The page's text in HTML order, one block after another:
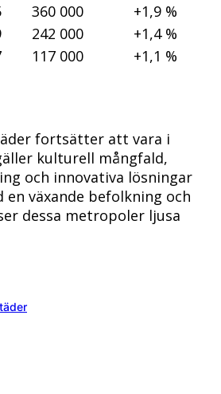
360 000
+1,9 %
242 000
+1,4 %
117 000 +1,1 %
fortsätter att vara i
kulturell mångfald,
och innovativa lösningar
växande befolkning och
dessa metropoler ljusa